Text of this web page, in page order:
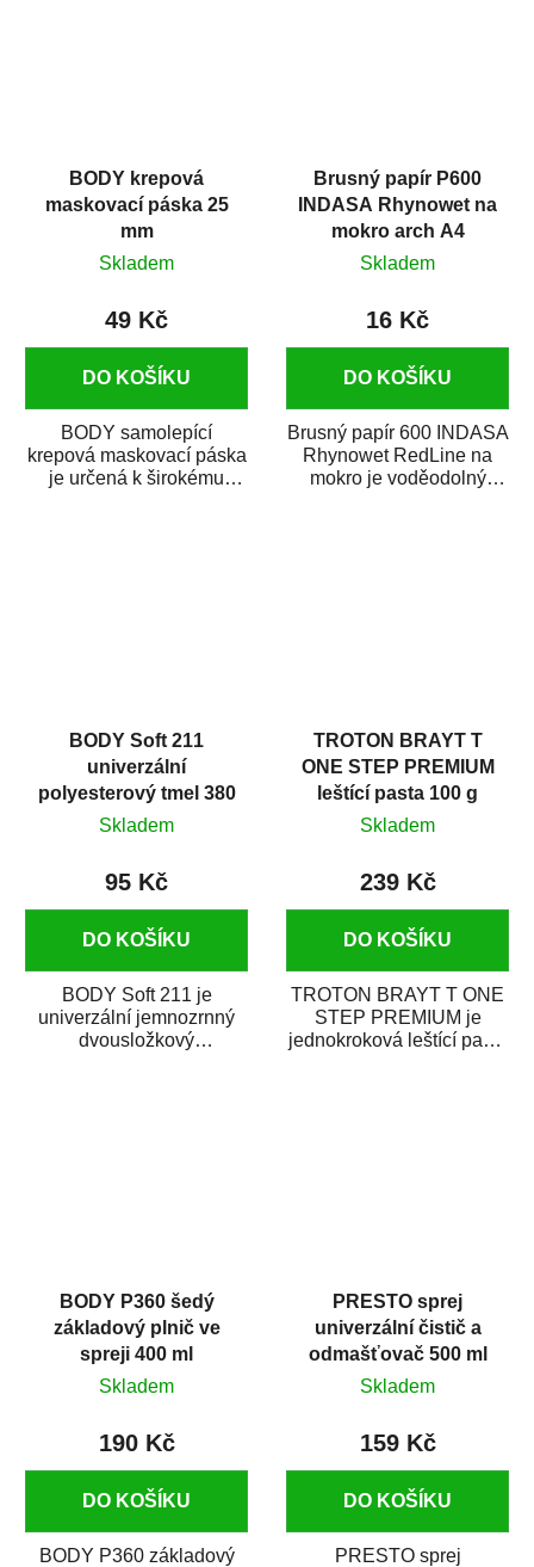
BODY krepová
maskovací páska 25
mm
Skladem
49 Kč
DO KOŠÍKU
BODY samolepící
krepová maskovací páska
je určená k širokému
Brusný papír P600
INDASA Rhynowet na
mokro arch A4
Skladem
16 Kč
DO KOŠÍKU
Brusný papír 600 INDASA
Rhynowet RedLine na
mokro je voděodolný
BODY Soft 211
univerzální
polyesterový tmel 380
g
Skladem
95 Kč
DO KOŠÍKU
BODY Soft 211 je
univerzální jemnozrnný
dvousložkový
TROTON BRAYT T
ONE STEP PREMIUM
leštící pasta 100 g
Skladem
239 Kč
DO KOŠÍKU
TROTON BRAYT T ONE
STEP PREMIUM je
jednokroková leštící pasta
BODY P360 šedý
základový plnič ve
spreji 400 ml
Skladem
190 Kč
DO KOŠÍKU
BODY P360 základový
PRESTO sprej
univerzální čistič a
odmašťovač 500 ml
Skladem
159 Kč
DO KOŠÍKU
PRESTO sprej